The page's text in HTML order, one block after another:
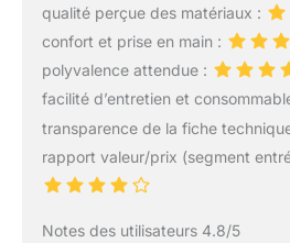
qualité perçue des matériaux :
confort et prise en main :
polyvalence attendue :
facilité d’entretien et
transparence de la fiche
rapport valeur/prix (segment
Notes des utilisateurs 4.8/5